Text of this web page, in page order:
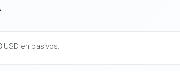
USD en pasivos.